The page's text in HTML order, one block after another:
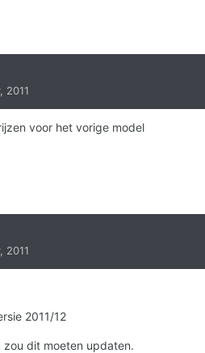
2011
voor het vorige model
2011
2011/12
zou dit moeten updaten.